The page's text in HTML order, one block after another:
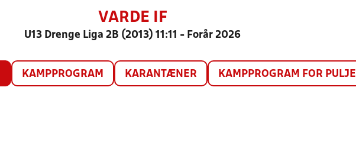
VARDE IF
U13 Drenge Liga 2B (2013) 11:11 - Forår 2026
KAMPPROGRAM KARANTÆNER KAMPPROGRAM FOR PULJE